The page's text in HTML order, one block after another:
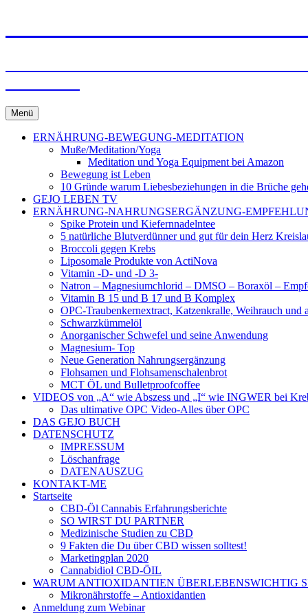
Menü Springe
zum
Inhalt
ERNÄHRUNG-BEWEGUNG-MEDITATION
Muße/Meditation/Yoga
Meditation und Yoga Equipment bei Amazon
Bewegung ist Leben
10 Gründe warum Liebesbeziehungen in die Brüche
GEJO LEBEN TV
ERNÄHRUNG-NAHRUNGSERGÄNZUNG-
Spike Protein und Kiefernnadelntee
5 natürliche Blutverdünner und gut für dein Herz
Broccoli gegen Krebs
Liposomale Produkte von ActiNova
Vitamin -D- und -D 3-
Natron – Magnesiumchlorid – DMSO – Boraxöl –
Vitamin B 15 und B 17 und B Komplex
OPC-Traubenkernextract, Katzenkralle, Weihrauch und
Schwarzkümmelöl
Anorganischer Schwefel und seine Anwendung
Magnesium- Top
Neue Generation Nahrungsergänzung
Flohsamen und Flohsamenschalenbrot
MCT ÖL und Bulletproofcoffee
VIDEOS von „A“ wie Abszess und „I“ wie INGWER bei
Das ultimative OPC Video-Alles über OPC
DAS GEJO BUCH
DATENSCHUTZ
IMPRESSUM
Löschanfrage
DATENAUSZUG
KONTAKT-ME
Startseite
CBD-Öl Cannabis Erfahrungsberichte
SO WIRST DU PARTNER
Medizinische Studien zu CBD
9 Fakten die Du über CBD wissen solltest!
Marketingplan 2020
Cannabidiol CBD-ÖIL
WARUM ANTIOXIDANTIEN ÜBERLEBENSWICHTIG
Mikronährstoffe – Antioxidantien
Anmeldung zum Webinar